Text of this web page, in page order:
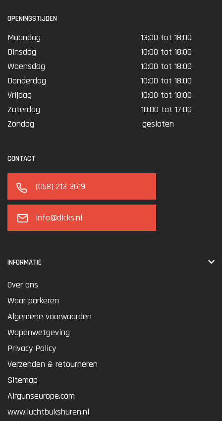
OPENINGSTIJDEN
Maandag
13:00 tot 18:00
Dinsdag
10:00 tot 18:00
Woensdag
10:00 tot 18:00
Donderdag
10:00 tot 18:00
Vrijdag
10:00 tot 18:00
Zaterdag
10:00 tot 17:00
Zondag
gesloten
CONTACT
(058) 213 3619
info@dicks.nl
INFORMATIE
Over ons
Waar parkeren
Algemene voorwaarden
Wapenwetgeving
Privacy Policy
Verzenden & retourneren
Sitemap
Airgunseurope.com
www.luchtbukshuren.nl